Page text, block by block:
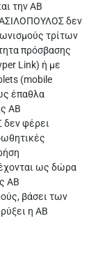
την ΑΒ
δεν
τρίτων
πρόσβασης
Link) ή με
(mobile
έπαθλα
ΑΒ
φέρει
ως δώρα
ΑΒ
βάσει των
η ΑΒ